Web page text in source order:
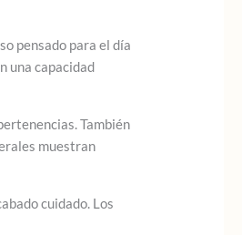
pensado para el día
una capacidad
También
muestran
cuidado. Los